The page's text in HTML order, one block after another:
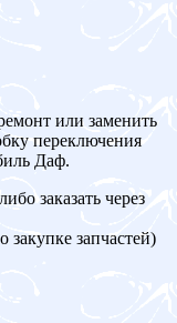
или заменить
переключения
Даф.
заказать через
запчастей)